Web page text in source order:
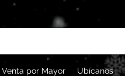
Venta por Mayor Ubícanos